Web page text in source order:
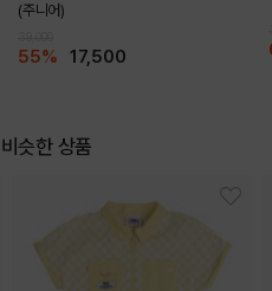
(주니어)
55% 17,500
슷한 상품